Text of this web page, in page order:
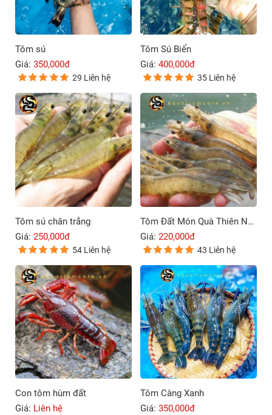
Tôm sú
Giá: 350,000đ
29 Liên hệ
Tôm Sú Biển
Giá: 400,000đ
35 Liên hệ
Tôm sú chân trắng
Giá: 250,000đ
54 Liên hệ
Tôm Đất Món Quà Thiên Nhiên
Giá: 220,000đ
43 Liên hệ
Con tôm hùm đất
Giá: Liên hệ
Tôm Càng Xanh
Giá: 350,000đ